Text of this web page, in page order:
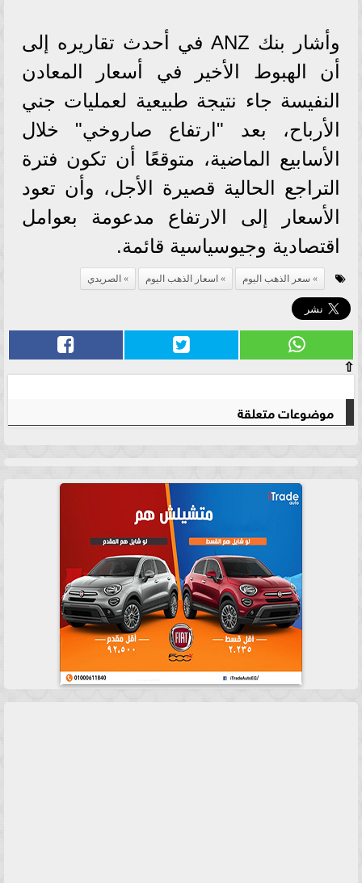
وأشار بنك ANZ في أحدث تقاريره إلى
أن الهبوط الأخير في أسعار المعادن
النفيسة جاء نتيجة طبيعية لعمليات جني
الأرباح، بعد "ارتفاع صاروخي" خلال
الأسابيع الماضية، متوقعًا أن تكون فترة
التراجع الحالية قصيرة الأجل، وأن تعود
الأسعار إلى الارتفاع مدعومة بعوامل
اقتصادية وجيوسياسية قائمة.
سعر الذهب اليوم اسعار الذهب اليوم الصريدي
⇧
موضوعات متعلقة